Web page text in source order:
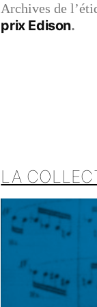
Archives de
prix Edison
LA